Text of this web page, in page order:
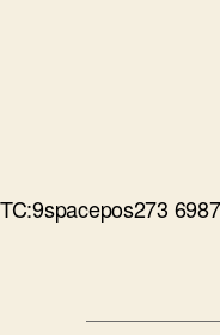
TC:9spacepos273